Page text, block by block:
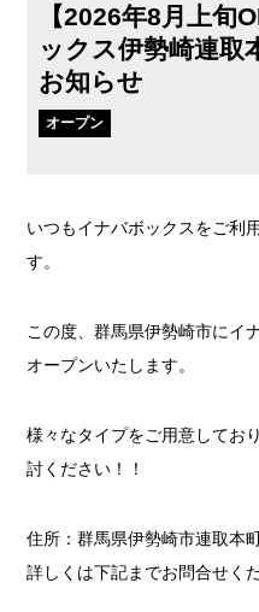
【2026年8月上旬
ックス伊勢崎連
お知らせ
オープン
いつもイナバボックスをご利
す。
この度、群馬県伊勢崎市にイ
オープンいたします。
様々なタイプをご用意してお
討ください！！
住所：群馬県伊勢崎市連取本
詳しくは下記までお問合せく